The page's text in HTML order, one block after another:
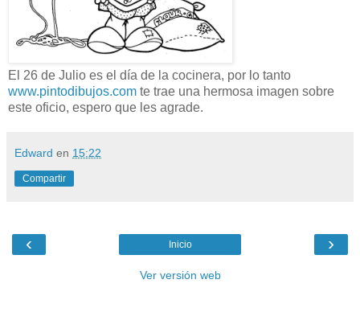
El 26 de Julio es el día de la cocinera, por lo tanto
www.pintodibujos.com te trae una hermosa imagen sobre
este oficio, espero que les agrade.
Edward en 15:22
Compartir
‹ ›
Inicio
Ver versión web